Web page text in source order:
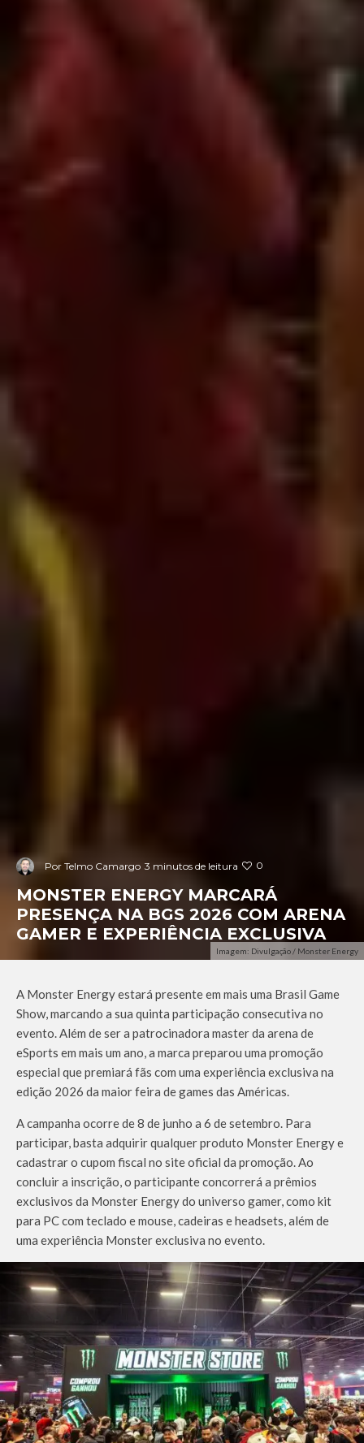
Imagem: Divulgação / Monster Energy
Por Telmo Camargo 3 minutos de leitura 0
MONSTER ENERGY MARCARÁ
PRESENÇA NA BGS 2026 COM ARENA
GAMER E EXPERIÊNCIA EXCLUSIVA
A Monster Energy estará presente em mais uma Brasil Game
Show, marcando a sua quinta participação consecutiva no
evento. Além de ser a patrocinadora master da arena de
eSports em mais um ano, a marca preparou uma promoção
especial que premiará fãs com uma experiência exclusiva na
edição 2026 da maior feira de games das Américas.
A campanha ocorre de 8 de junho a 6 de setembro. Para
participar, basta adquirir qualquer produto Monster Energy e
cadastrar o cupom fiscal no site oficial da promoção. Ao
concluir a inscrição, o participante concorrerá a prêmios
exclusivos da Monster Energy do universo gamer, como kit
para PC com teclado e mouse, cadeiras e headsets, além de
uma experiência Monster exclusiva no evento.